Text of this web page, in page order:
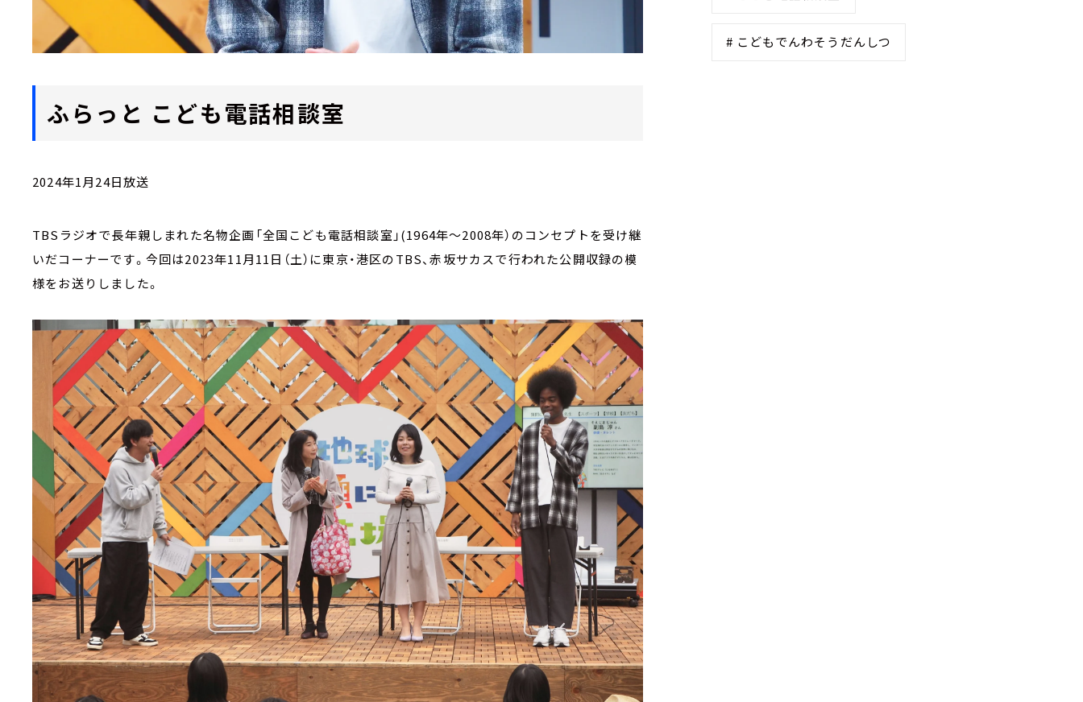
ふらっと こども電話相談室
2024年1月24日放送
TBSラジオで長年親しまれた名物企画「全国こども電話相談室」(1964年～2008年）のコンセプトを受け継
いだコーナーです。今回は2023年11月11日（土）に東京・港区のTBS、赤坂サカスで行われた公開収録の模
様をお送りしました。
# こどもでんわそうだんしつ